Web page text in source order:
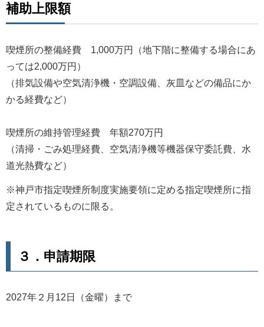
補助上限額
喫煙所の整備経費 1,000万円（地下階に整備する場合にあ
っては2,000万円）
（排気設備や空気清浄機・空調設備、灰皿などの備品にか
かる経費など）
喫煙所の維持管理経費 年額270万円
（清掃・ごみ処理経費、空気清浄機等機器保守委託費、水
道光熱費など）
※神戸市指定喫煙所制度実施要領に定める指定喫煙所に指
定されているものに限る。
３．申請期限
2027年２月12日（金曜）まで